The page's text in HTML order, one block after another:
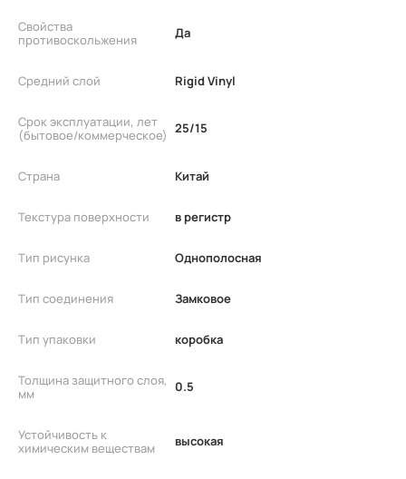
Свойства
противоскольжения
Да
Средний слой Rigid Vinyl
Срок эксплуатации, лет
(бытовое/коммерческое) 25/15
Страна Китай
Текстура поверхности в регистр
Тип рисунка Однополосная
Тип соединения Замковое
Тип упаковки коробка
Толщина защитного слоя,
мм
0.5
Устойчивость к
химическим веществам
высокая